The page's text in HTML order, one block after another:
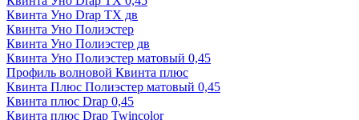
Квинта Уно Drap ТХ дв
Квинта Уно Полиэстер
Квинта Уно Полиэстер дв
Квинта Уно Полиэстер матовый 0,45
Профиль волновой Квинта плюс
Квинта Плюс Полиэстер матовый 0,45
Квинта плюс Drap 0,45
Квинта плюс Drap Twincolor